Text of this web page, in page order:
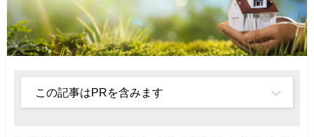
この記事はPRを含みます